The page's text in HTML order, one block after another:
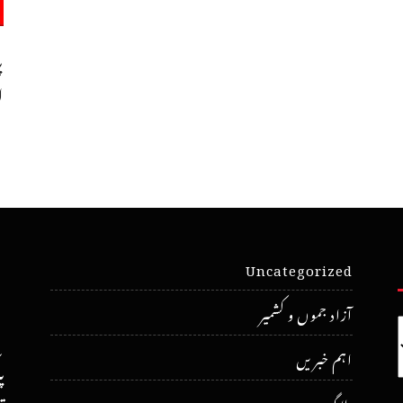
Uncategorized
آزاد جموں و کشمیر
اہم خبریں